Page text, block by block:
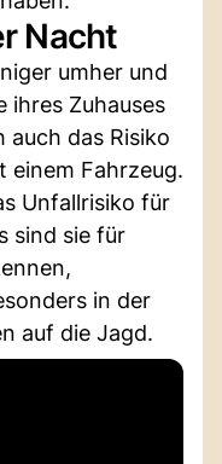
Nacht
umher und
ihres Zuhauses
das Risiko
einem Fahrzeug.
Unfallrisiko für
sind sie für
in der
auf die Jagd.